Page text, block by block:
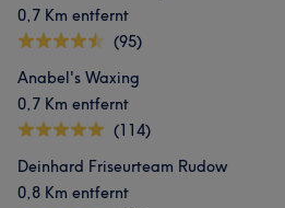
0,7 Km entfernt
(95)
Anabel's Waxing
0,7 Km entfernt
(114)
Deinhard Friseurteam Rudow
0,8 Km entfernt